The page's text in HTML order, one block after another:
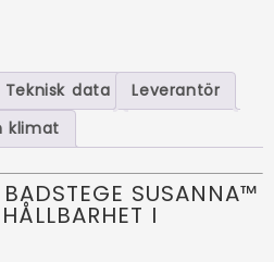
Teknisk data
Leverantör
klimat
SUSANNA™
I